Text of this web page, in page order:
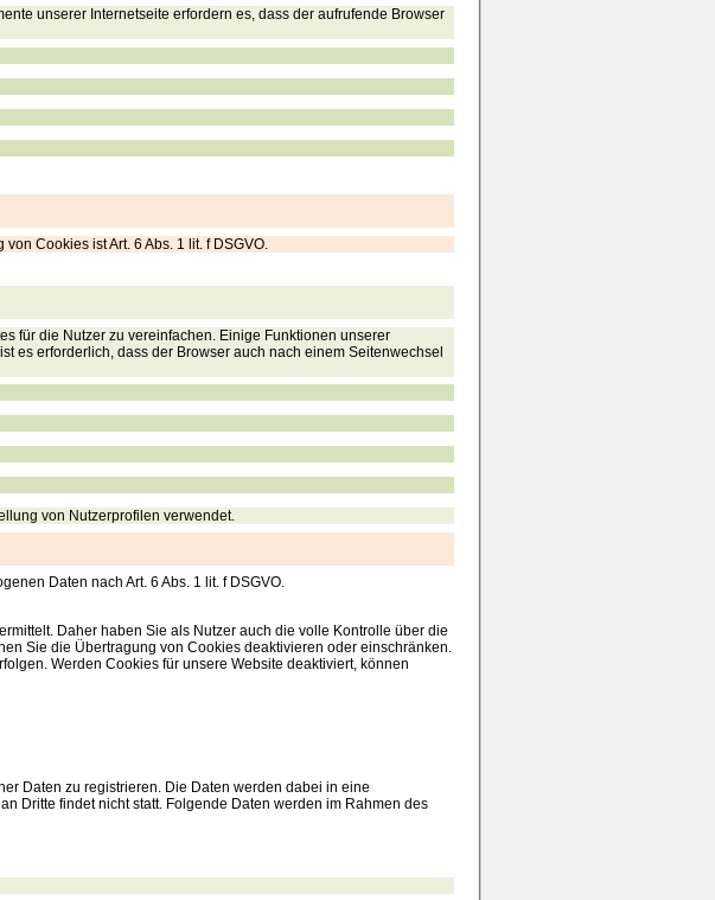
unserer Internetseite erfordern es, dass der aufrufende Browser
Cookies ist Art. 6 Abs. 1 lit. f DSGVO.
für die Nutzer zu vereinfachen. Einige Funktionen unserer
es erforderlich, dass der Browser auch nach einem Seitenwechsel
von Nutzerprofilen verwendet.
Daten nach Art. 6 Abs. 1 lit. f DSGVO.
Daher haben Sie als Nutzer auch die volle Kontrolle über die
Sie die Übertragung von Cookies deaktivieren oder einschränken.
Werden Cookies für unsere Website deaktiviert, können
Daten zu registrieren. Die Daten werden dabei in eine
Dritte findet nicht statt. Folgende Daten werden im Rahmen des